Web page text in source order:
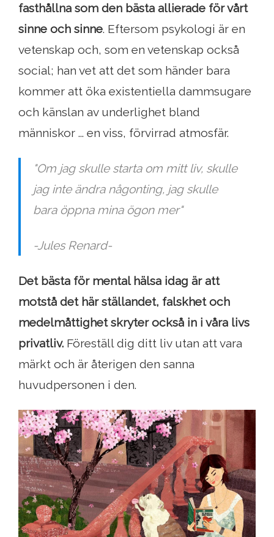
fasthållna som den bästa allierade för vårt
sinne och sinne. Eftersom psykologi är en
vetenskap och, som en vetenskap också
social; han vet att det som händer bara
kommer att öka existentiella dammsugare
och känslan av underlighet bland
människor ... en viss, förvirrad atmosfär.
"Om jag skulle starta om mitt liv, skulle
jag inte ändra någonting, jag skulle
bara öppna mina ögon mer"
-Jules Renard-
Det bästa för mental hälsa idag är att
motstå det här ställandet, falskhet och
medelmåttighet skryter också in i våra livs
privatliv. Föreställ dig ditt liv utan att vara
märkt och är återigen den sanna
huvudpersonen i den.